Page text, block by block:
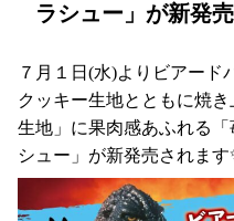
ラシュー」が新発
７月１日(水)よりビアード
クッキー生地とともに焼
生地」に果肉感あふれる
シュー」が新発売されます